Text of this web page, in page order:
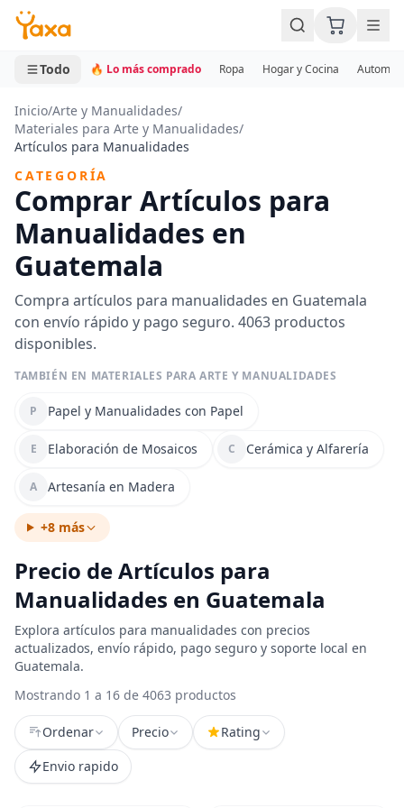
MINI CARRITO
0 productos
Todo 🔥 Lo más comprado Ropa Hogar y Cocina
Inicio/Arte y Manualidades/
Materiales para Arte y Manualidades/
Artículos para Manualidades
CATEGORÍA
Comprar Artículos para
Manualidades en
Guatemala
Compra artículos para manualidades en Guatemala
con envío rápido y pago seguro. 4063 productos
disponibles.
TAMBIÉN EN MATERIALES PARA ARTE Y MANUALIDADES
P Papel y Manualidades con Papel
E Elaboración de Mosaicos C Cerámica y Alfarería
A Artesanía en Madera
+8 más
Precio de Artículos para
Manualidades en Guatemala
Explora artículos para manualidades con precios
actualizados, envío rápido, pago seguro y soporte local en
Guatemala.
Mostrando 1 a 16 de 4063 productos
Ordenar Precio
Rating
Envio rapido